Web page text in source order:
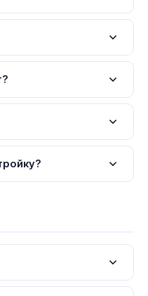
+ CRM экономит часы в
Bitrix24, AmoCRM,
FAQ, записывать на
Salesforce, custom CRM.
покупка, через X дней